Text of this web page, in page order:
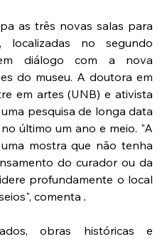
as três novas salas para
localizadas no segundo
diálogo com a nova
do museu. A doutora em
em artes (UNB) e ativista
pesquisa de longa data
último um ano e meio. "A
mostra que não tenha
do curador ou da
profundamente o local
comenta .
obras históricas e